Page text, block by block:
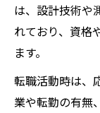
は、設計技術や
れており、資格
ます。
転職活動時は、
業や転勤の有無